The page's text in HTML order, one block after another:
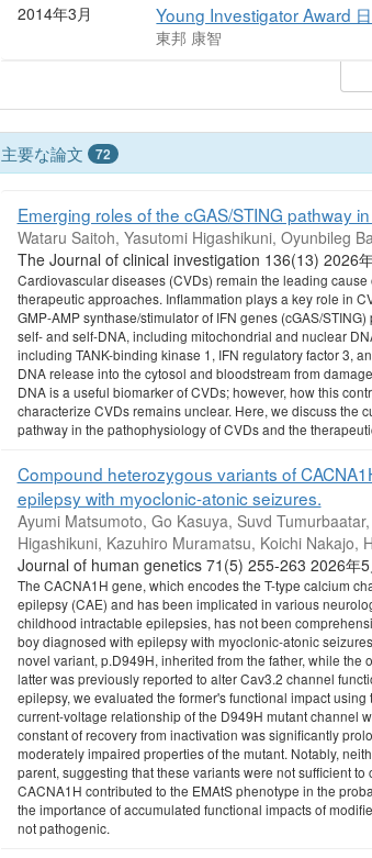
2014年3月 Young Investigator Award
東邦 康智
主要な論文 72
Emerging roles of the cGAS/STING pathway
Wataru Saitoh, Yasutomi Higashikuni, Oyunbileg
The Journal of clinical investigation 136(13) 2026
Cardiovascular diseases (CVDs) remain the leading
therapeutic approaches. Inflammation plays a key role in
GMP-AMP synthase/stimulator of IFN genes (cGAS/
self- and self-DNA, including mitochondrial and nuclear
including TANK-binding kinase 1, IFN regulatory factor 3,
DNA release into the cytosol and bloodstream from
DNA is a useful biomarker of CVDs; however, how this
characterize CVDs remains unclear. Here, we discuss the
pathway in the pathophysiology of CVDs and the
Compound heterozygous variants of
epilepsy with myoclonic-atonic seizures.
Ayumi Matsumoto, Go Kasuya, Suvd
Higashikuni, Kazuhiro Muramatsu, Koichi Nakajo,
Journal of human genetics 71(5) 255-263 2026年5
The CACNA1H gene, which encodes the T-type calcium
epilepsy (CAE) and has been implicated in various
childhood intractable epilepsies, has not been
boy diagnosed with epilepsy with myoclonic-atonic
novel variant, p.D949H, inherited from the father, while
latter was previously reported to alter Cav3.2 channel
epilepsy, we evaluated the former's functional impact
current-voltage relationship of the D949H mutant channel
constant of recovery from inactivation was significantly
moderately impaired properties of the mutant. Notably,
parent, suggesting that these variants were not sufficient
CACNA1H contributed to the EMAtS phenotype in the
the importance of accumulated functional impacts of
not pathogenic.